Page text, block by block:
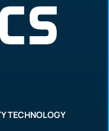
TECHNOLOGY